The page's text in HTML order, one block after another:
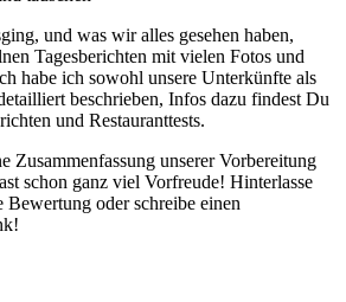
und was wir alles gesehen haben,
Tagesberichten mit vielen Fotos und
habe ich sowohl unsere Unterkünfte als
beschrieben, Infos dazu findest Du
und Restauranttests.
Zusammenfassung unserer Vorbereitung
schon ganz viel Vorfreude! Hinterlasse
oder schreibe einen